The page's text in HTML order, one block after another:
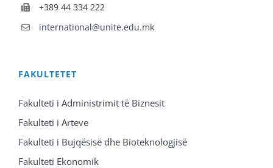
+389 44 334 222
international@unite.edu.mk
FAKULTETET
Fakulteti i Administrimit të Biznesit
Fakulteti i Arteve
Fakulteti i Bujqësisë dhe Bioteknologjisë
Fakulteti Ekonomik